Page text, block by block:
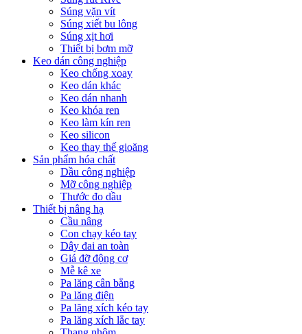
Súng vặn vít
Súng xiết bu lông
Súng xịt hơi
Thiết bị bơm mỡ
Keo dán công nghiệp
Keo chống xoay
Keo dán khác
Keo dán nhanh
Keo khóa ren
Keo làm kín ren
Keo silicon
Keo thay thế gioăng
Sản phẩm hóa chất
Dầu công nghiệp
Mỡ công nghiệp
Thước đo dầu
Thiết bị nâng hạ
Cầu nâng
Con chạy kéo tay
Dây đai an toàn
Giá đỡ động cơ
Mễ kê xe
Pa lăng cân bằng
Pa lăng điện
Pa lăng xích kéo tay
Pa lăng xích lắc tay